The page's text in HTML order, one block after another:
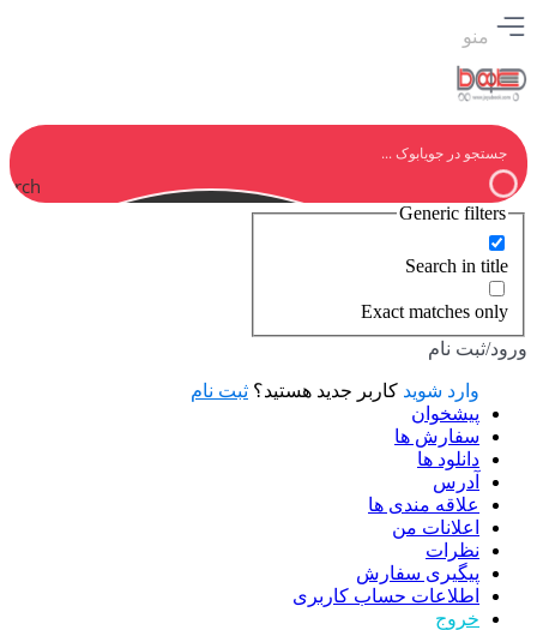
منو
Generic filters
Search in title
Exact matches only
ورود/ثبت نام
وارد شوید کاربر جدید هستید؟ ثبت نام
پیشخوان
سفارش ها
دانلود ها
آدرس
علاقه مندی ها
اعلانات من
نظرات
پیگیری سفارش
اطلاعات حساب كاربری
خروج